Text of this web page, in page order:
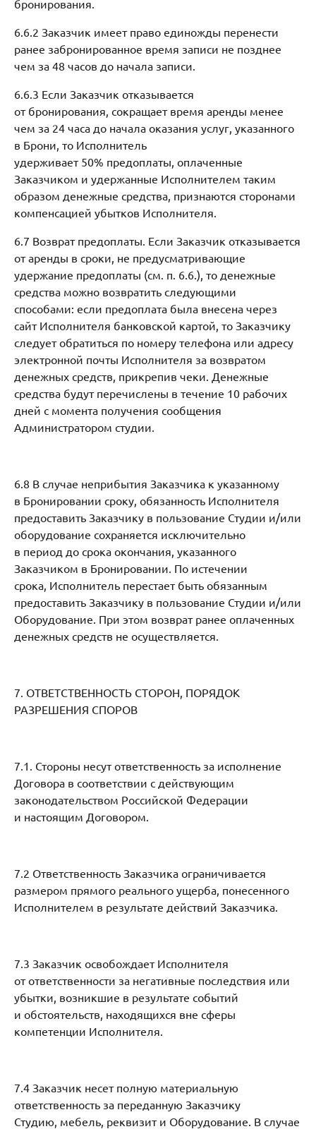
бронирования.
6.6.2 Заказчик имеет право единожды перенести
ранее забронированное время записи не позднее
чем за 48 часов до начала записи.
6.6.3 Если Заказчик отказывается
от бронирования, сокращает время аренды менее
чем за 24 часа до начала оказания услуг, указанного
в Брони, то Исполнитель
удерживает 50% предоплаты, оплаченные
Заказчиком и удержанные Исполнителем таким
образом денежные средства, признаются сторонами
компенсацией убытков Исполнителя.
6.7 Возврат предоплаты. Если Заказчик отказывается
от аренды в сроки, не предусматривающие
удержание предоплаты (см. п. 6.6.), то денежные
средства можно возвратить следующими
способами: если предоплата была внесена через
сайт Исполнителя банковской картой, то Заказчику
следует обратиться по номеру телефона или адресу
электронной почты Исполнителя за возвратом
денежных средств, прикрепив чеки. Денежные
средства будут перечислены в течение 10 рабочих
дней с момента получения сообщения
Администратором студии.
6.8 В случае неприбытия Заказчика к указанному
в Бронировании сроку, обязанность Исполнителя
предоставить Заказчику в пользование Студии и/или
оборудование сохраняется исключительно
в период до срока окончания, указанного
Заказчиком в Бронировании. По истечении
срока, Исполнитель перестает быть обязанным
предоставить Заказчику в пользование Студии и/или
Оборудование. При этом возврат ранее оплаченных
денежных средств не осуществляется.
7. ОТВЕТСТВЕННОСТЬ СТОРОН, ПОРЯДОК
РАЗРЕШЕНИЯ СПОРОВ
7.1. Стороны несут ответственность за исполнение
Договора в соответствии с действующим
законодательством Российской Федерации
и настоящим Договором.
7.2 Ответственность Заказчика ограничивается
размером прямого реального ущерба, понесенного
Исполнителем в результате действий Заказчика.
7.3 Заказчик освобождает Исполнителя
от ответственности за негативные последствия или
убытки, возникшие в результате событий
и обстоятельств, находящихся вне сферы
компетенции Исполнителя.
7.4 Заказчик несет полную материальную
ответственность за переданную Заказчику
Студию, мебель, реквизит и Оборудование. В случае